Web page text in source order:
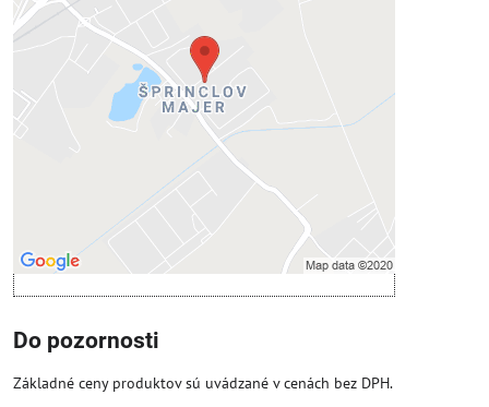
Prajete si načítať externý obsah?
Povoliť tentokrát
Povoliť a zapamätať - súhlas s druhom
cookie: Funkčné
Otvoriť obsah v novom okne
Do pozornosti
Základné ceny produktov sú uvádzané v cenách bez DPH.